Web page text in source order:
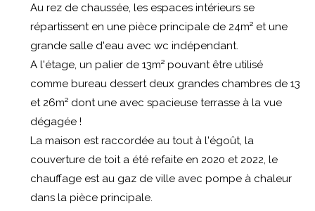
Au rez de chaussée, les espaces intérieurs se
répartissent en une pièce principale de 24m² et une
grande salle d'eau avec wc indépendant.
A l'étage, un palier de 13m² pouvant être utilisé
comme bureau dessert deux grandes chambres de 13
et 26m² dont une avec spacieuse terrasse à la vue
dégagée !
La maison est raccordée au tout à l'égoût, la
couverture de toit a été refaite en 2020 et 2022, le
chauffage est au gaz de ville avec pompe à chaleur
dans la pièce principale.